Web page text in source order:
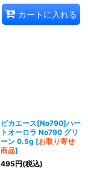
カートに入れる
ピカエース[No790]ハー
トオーロラ No790 グリ
ーン 0.5g [お取り寄せ
商品]
495円(税込)